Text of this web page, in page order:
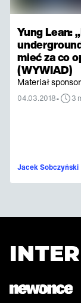
Yung Lean:
mieć za co
(WYWIAD)
Materiał
04.03.2018• 3
Jacek Sobczyński